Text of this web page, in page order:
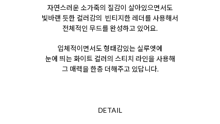
자연스러운 소가죽의 질감이 살아있으면서도
빛바랜 듯한 컬러감의 빈티지한 레더를 사용해서
전체적인 무드를 완성하고 있어요.
입체적이면서도 형태감있는 실루엣에
눈에 띄는 화이트 컬러의 스티치 라인을 사용해
그 매력을 한층 더해주고 있답니다.
DETAIL